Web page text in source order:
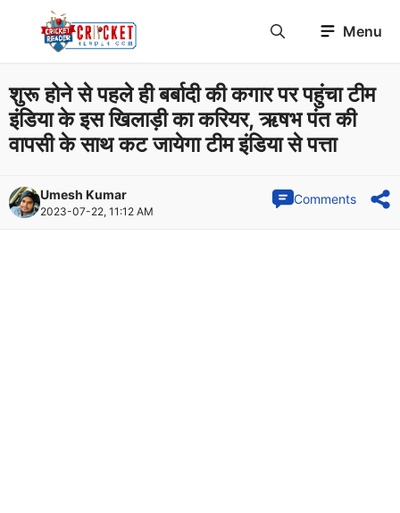
Menu
शुरू होने से पहले ही बर्बादी की कगार पर पहुंचा टीम
इंडिया के इस खिलाड़ी का करियर, ऋषभ पंत की
वापसी के साथ कट जायेगा टीम इंडिया से पत्ता
Umesh Kumar
2023-07-22, 11:12 AM
Comments